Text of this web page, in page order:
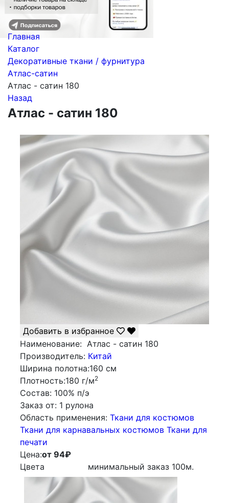
Главная
Каталог
Декоративные ткани / фурнитура
Атлас-сатин
Атлас - сатин 180
Назад
Атлас - сатин 180
Добавить в избранное
Наименование: Атлас - сатин 180
Производитель: Китай
Ширина полотна:160 см
Плотность:180 г/м2
Состав: 100% п/э
Заказ от: 1 рулона
Облаcть применения: Ткани для костюмов
Ткани для карнавальных костюмов Ткани для
печати
Цена:от 94₽
Цвета
минимальный заказ 100м.